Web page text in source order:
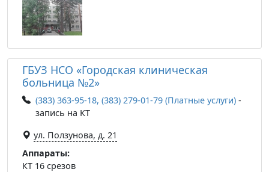
ГБУЗ НСО «Городская клиническая
больница №2»
(383) 363-95-18, (383) 279-01-79 (Платные услуги) -
запись на КТ
ул. Ползунова, д. 21
Аппараты:
КТ 16 срезов